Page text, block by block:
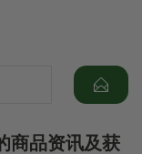
商品资讯及获